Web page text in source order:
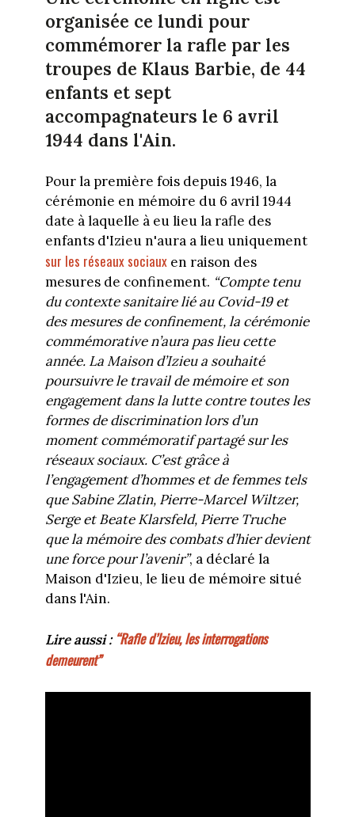
organisée ce lundi pour
commémorer la rafle par les
troupes de Klaus Barbie, de 44
enfants et sept
accompagnateurs le 6 avril
1944 dans l'Ain.
Pour la première fois depuis 1946, la
cérémonie en mémoire du 6 avril 1944
date à laquelle à eu lieu la rafle des
enfants d'Izieu n'aura a lieu uniquement
sur les réseaux sociauxen raison des
mesures de confinement. “Compte tenu
du contexte sanitaire lié au Covid-19 et
des mesures de confinement, la cérémonie
commémorative n’aura pas lieu cette
année. La Maison d’Izieu a souhaité
poursuivre le travail de mémoire et son
engagement dans la lutte contre toutes les
formes de discrimination lors d’un
moment commémoratif partagé sur les
réseaux sociaux. C’est grâce à
l’engagement d’hommes et de femmes tels
que Sabine Zlatin, Pierre-Marcel Wiltzer,
Serge et Beate Klarsfeld, Pierre Truche
que la mémoire des combats d’hier devient
une force pour l’avenir”, a déclaré la
Maison d'Izieu, le lieu de mémoire situé
dans l'Ain.
Lire aussi : “Rafle d’Izieu, les interrogations
demeurent”